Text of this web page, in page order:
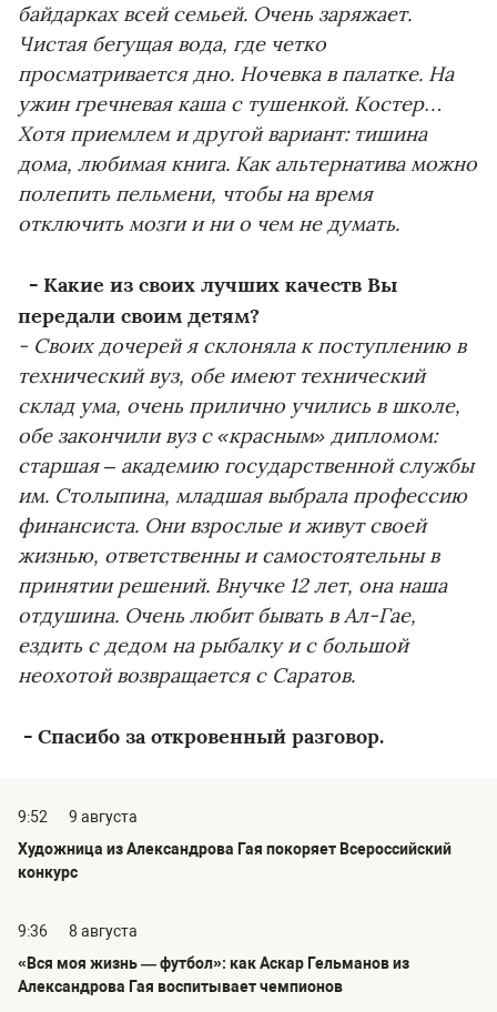
байдарках всей семьей. Очень заряжает.
Чистая бегущая вода, где четко
просматривается дно. Ночевка в палатке. На
ужин гречневая каша с тушенкой. Костер…
Хотя приемлем и другой вариант: тишина
дома, любимая книга. Как альтернатива можно
полепить пельмени, чтобы на время
отключить мозги и ни о чем не думать.
- Какие из своих лучших качеств Вы
передали своим детям?
- Своих дочерей я склоняла к поступлению в
технический вуз, обе имеют технический
склад ума, очень прилично учились в школе,
обе закончили вуз с «красным» дипломом:
старшая – академию государственной службы
им. Столыпина, младшая выбрала профессию
финансиста. Они взрослые и живут своей
жизнью, ответственны и самостоятельны в
принятии решений. Внучке 12 лет, она наша
отдушина. Очень любит бывать в Ал-Гае,
ездить с дедом на рыбалку и с большой
неохотой возвращается с Саратов.
- Спасибо за откровенный разговор.
9:52
9 августа
Художница из Александрова Гая покоряет Всероссийский
конкурс
9:36
8 августа
«Вся моя жизнь — футбол»: как Аскар Гельманов из
Александрова Гая воспитывает чемпионов